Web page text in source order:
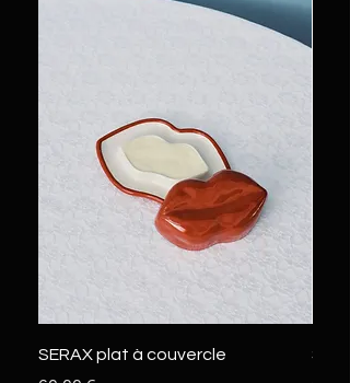
SERAX plat à couvercle